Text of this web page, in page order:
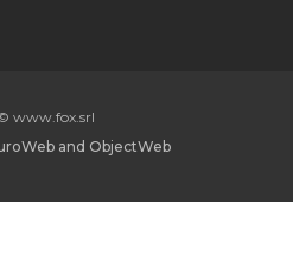
www.fox.srl
and ObjectWeb